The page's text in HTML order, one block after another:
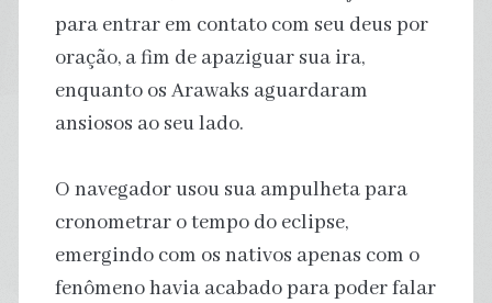
para entrar em contato com seu deus por
oração, a fim de apaziguar sua ira,
enquanto os Arawaks aguardaram
ansiosos ao seu lado.
O navegador usou sua ampulheta para
cronometrar o tempo do eclipse,
emergindo com os nativos apenas com o
fenômeno havia acabado para poder falar